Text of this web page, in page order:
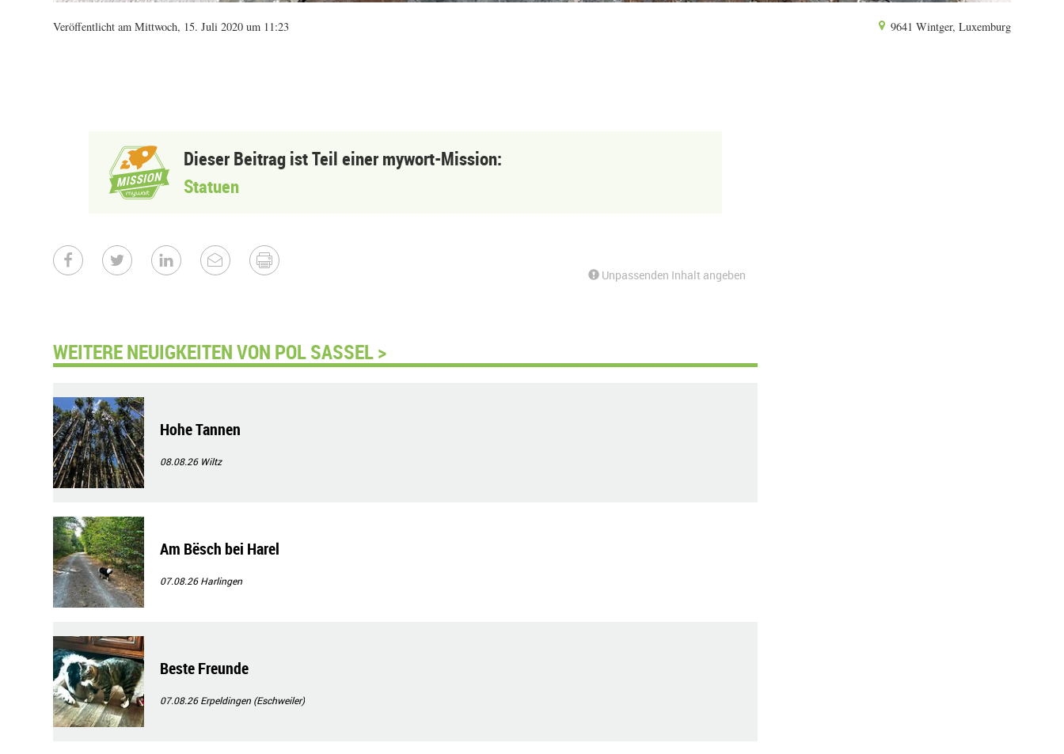
Veröffentlicht am Mittwoch, 15. Juli 2020 um 11:23 9641 Wintger, Luxemburg
Dieser Beitrag ist Teil einer mywort-Mission:
Statuen
Unpassenden Inhalt angeben
WEITERE NEUIGKEITEN VON POL SASSEL >
Hohe Tannen
08.08.26 Wiltz
Am Bësch bei Harel
07.08.26Harlingen
Beste Freunde
07.08.26Erpeldingen (Eschweiler)